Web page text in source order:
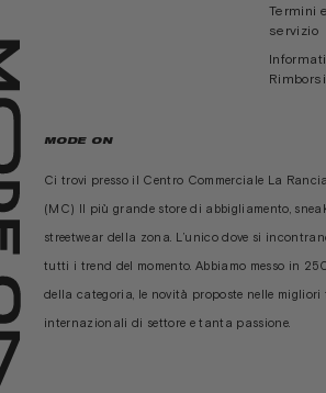
Termini
servizio
Rimborsi
MODE ON
Ci trovi presso il Centro Commerciale La
(MC) Il più grande store di abbigliamento,
streetwear della zona. L’unico dove si
tutti i trend del momento. Abbiamo messo in
della categoria, le novità proposte nelle migliori
internazionali di settore e tanta passione.